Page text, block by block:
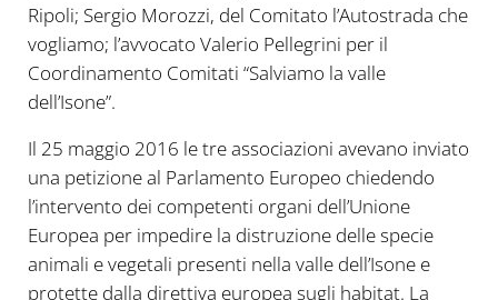
Ripoli; Sergio Morozzi, del Comitato l’Autostrada che
vogliamo; l’avvocato Valerio Pellegrini per il
Coordinamento Comitati “Salviamo la valle
dell’Isone”.
Il 25 maggio 2016 le tre associazioni avevano inviato
una petizione al Parlamento Europeo chiedendo
l’intervento dei competenti organi dell’Unione
Europea per impedire la distruzione delle specie
animali e vegetali presenti nella valle dell’Isone e
protette dalla direttiva europea sugli habitat. La